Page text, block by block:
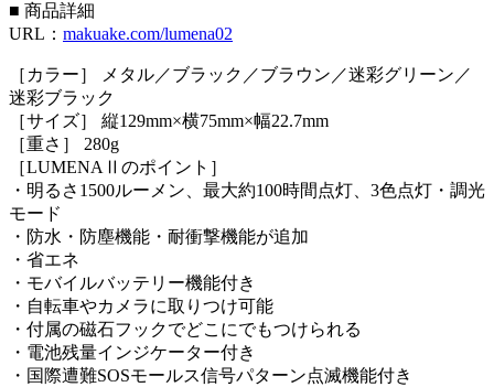
■ 商品詳細
URL： makuake.com/lumena02
［カラー］ メタル／ブラック／ブラウン／迷彩グリーン／
迷彩ブラック
［サイズ］ 縦129mm×横75mm×幅22.7mm
［重さ］ 280g
［LUMENAⅡのポイント］
・明るさ1500ルーメン、最大約100時間点灯、3色点灯・調光
モード
・防水・防塵機能・耐衝撃機能が追加
・省エネ
・モバイルバッテリー機能付き
・自転車やカメラに取りつけ可能
・付属の磁石フックでどこにでもつけられる
・電池残量インジケーター付き
・国際遭難SOSモールス信号パターン点滅機能付き